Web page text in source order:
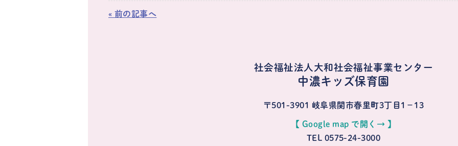
« 前の記事へ
社会福祉法人大和社会福祉事業センター
中濃キッズ保育園
〒501-3901 岐阜県関市春里町3丁目1−13
【 Google map で開く→ 】
TEL 0575-24-3000